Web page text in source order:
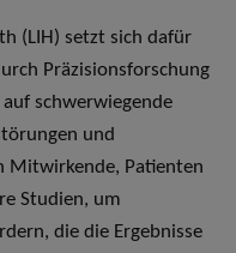
(LIH) setzt sich dafür
Präzisionsforschung
schwerwiegende
und
Mitwirkende, Patienten
Studien, um
die die Ergebnisse